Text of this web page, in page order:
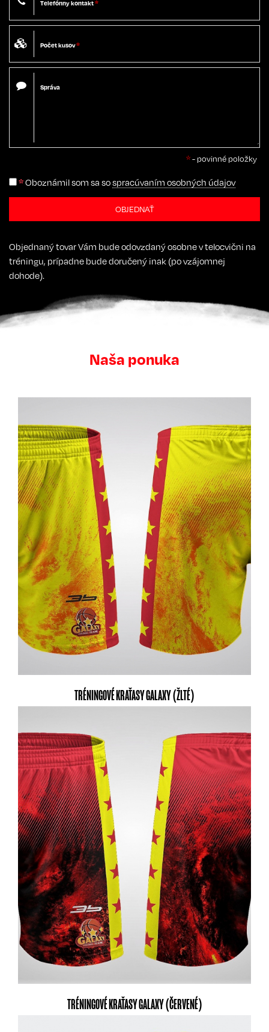
Telefónny kontakt*
Počet kusov*
Správa
*- povinné položky
*Oboznámil som sa sospracúvaním osobných údajov
OBJEDNAŤ
Objednaný tovar Vám bude odovzdaný osobne v telocvični na
tréningu, prípadne bude doručený inak (po vzájomnej
dohode).
Naša ponuka
TRÉNINGOVÉ KRAŤASY GALAXY (ŽLTÉ)
TRÉNINGOVÉ KRAŤASY GALAXY (ČERVENÉ)